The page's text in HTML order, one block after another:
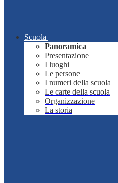
Scuola
Panoramica
Presentazione
I luoghi
Le persone
I numeri della scuola
Le carte della scuola
Organizzazione
La storia